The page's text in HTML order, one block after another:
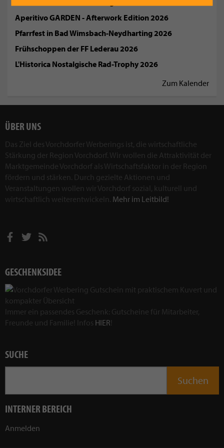
Aperitivo GARDEN - Afterwork Edition 2026
Pfarrfest in Bad Wimsbach-Neydharting 2026
Frühschoppen der FF Lederau 2026
L'Historica Nostalgische Rad-Trophy 2026
Zum Kalender
ÜBER UNS
Das Ziel des Vorchdorfer Werberings ist, die wirtschaftliche
Stärkung der Region Vorchdorf. Wir wollen die Attraktivität der
Marktgemeinde Vorchdorf als Wirtschaftsfaktor in der Region
fördern und stärken. Durch gezielte Aktionen und
Veranstaltungen wollen wir Vorchdorf sozial, kulturell und
wirtschaftlich weiterentwickeln. Mehr im Leitbild!
GESCHENKSIDEE
Immer ein passendes Geschenk: Gutscheine für Mitarbeiter,
Freunde und Familie! Infos HIER!
SUCHE
INTERNER BEREICH
Anmelden